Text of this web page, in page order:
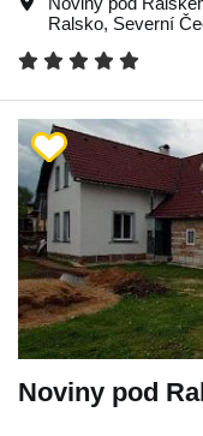
Ralsko, Severní
Noviny pod